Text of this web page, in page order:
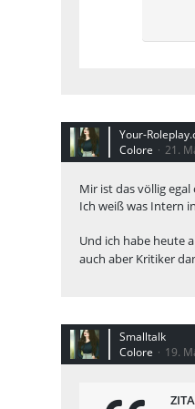
Your-
Colore
21.
Mir ist das völlig
Ich weiß was Intern
Und ich habe heute
auch aber Kritiker
Smalltalk
Colore
19.